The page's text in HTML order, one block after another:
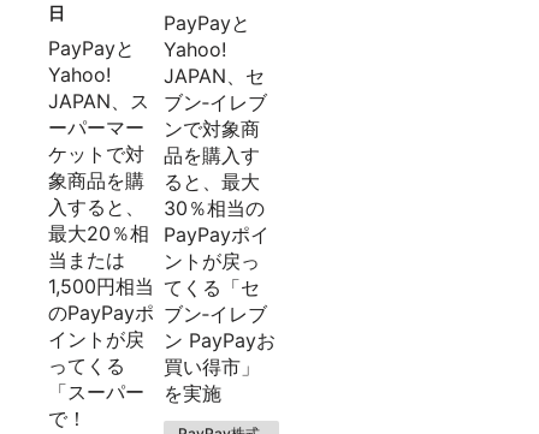
日
PayPayと
Yahoo!
JAPAN、ス
ーパーマー
ケットで対
象商品を購
入すると、
最大20％相
当または
1,500円相当
のPayPayポ
イントが戻
ってくる
「スーパー
で！
PayPayと
Yahoo!
JAPAN、セ
ブン‐イレブ
ンで対象商
品を購入す
ると、最大
30％相当の
PayPayポイ
ントが戻っ
てくる「セ
ブン‐イレブ
ン PayPayお
買い得市」
を実施